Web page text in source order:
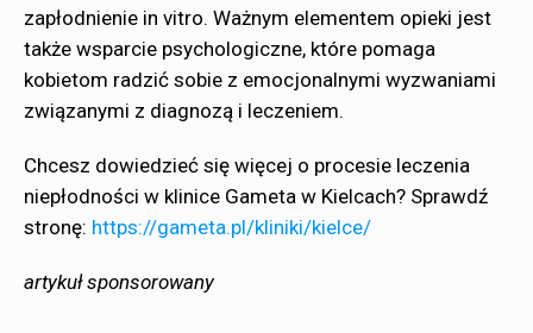
zapłodnienie in vitro. Ważnym elementem opieki jest
także wsparcie psychologiczne, które pomaga
kobietom radzić sobie z emocjonalnymi wyzwaniami
związanymi z diagnozą i leczeniem.
Chcesz dowiedzieć się więcej o procesie leczenia
niepłodności w klinice Gameta w Kielcach? Sprawdź
stronę: https://gameta.pl/kliniki/kielce/
artykuł sponsorowany